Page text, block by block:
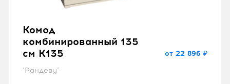
Комод
комбинированный 135
см K135
"Рандеву"
от 22 896 ₽